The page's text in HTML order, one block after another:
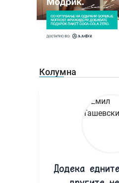
Колумна
Додека